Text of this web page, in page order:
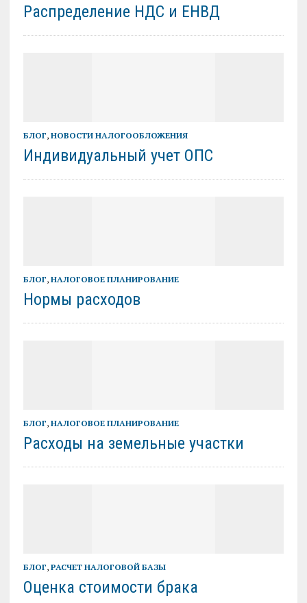
Распределение НДС и ЕНВД
БЛОГ, НОВОСТИ НАЛОГООБЛОЖЕНИЯ
Индивидуальный учет ОПС
БЛОГ, НАЛОГОВОЕ ПЛАНИРОВАНИЕ
Нормы расходов
БЛОГ, НАЛОГОВОЕ ПЛАНИРОВАНИЕ
Расходы на земельные участки
БЛОГ, РАСЧЕТ НАЛОГОВОЙ БАЗЫ
Оценка стоимости брака